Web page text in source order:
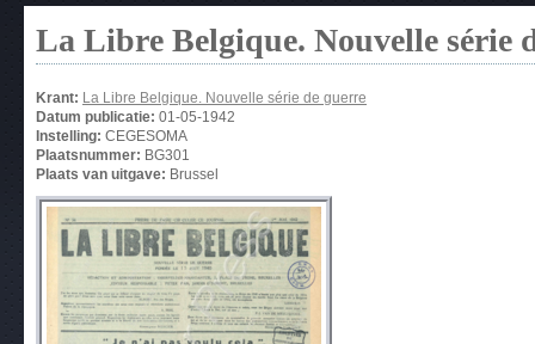
La Libre Belgique. Nouvelle série
Krant: La Libre Belgique. Nouvelle série de guerre
Datum publicatie: 01-05-1942
Instelling: CEGESOMA
Plaatsnummer: BG301
Plaats van uitgave: Brussel